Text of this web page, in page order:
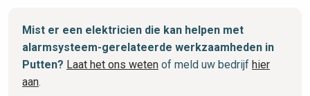
Mist er een elektricien die kan helpen met
alarmsysteem-gerelateerde werkzaamheden in
Putten? Laat het ons weten of meld uw bedrijf hier
aan.